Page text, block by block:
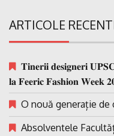
ARTICOLE
𝐓𝐢𝐧𝐞𝐫𝐢𝐢 𝐝𝐞𝐬𝐢𝐠𝐧𝐞𝐫𝐢
𝐥𝐚 𝐅𝐞𝐞𝐫𝐢𝐜 𝐅𝐚𝐬𝐡𝐢𝐨𝐧 𝐖𝐞𝐞𝐤
O nouă generație de
Absolventele